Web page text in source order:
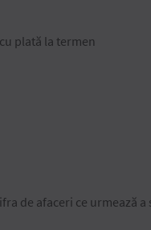
plată la termen
de afaceri ce urmează